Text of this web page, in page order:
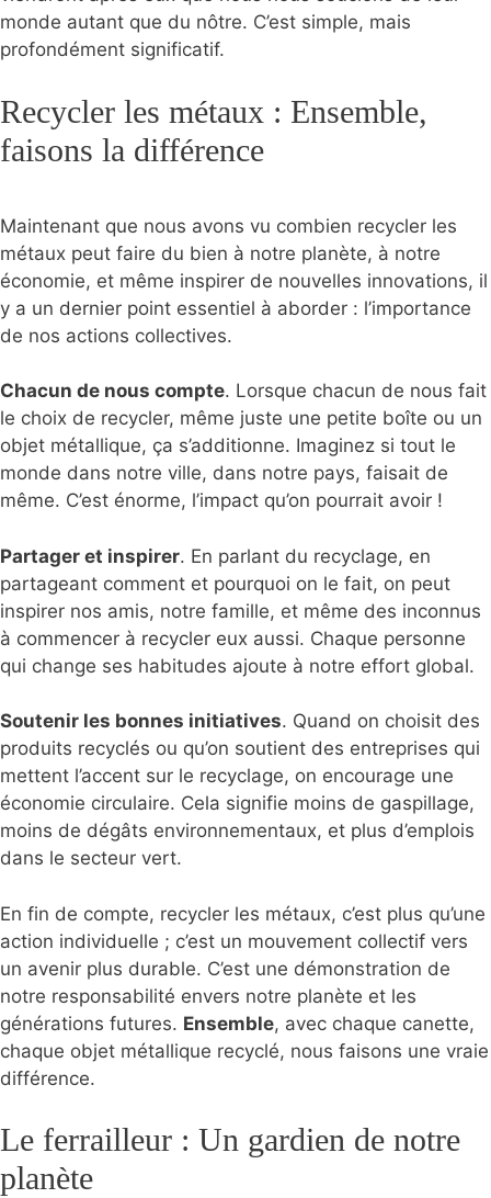
monde autant que du nôtre. C’est simple, mais
profondément significatif.
Recycler les métaux : Ensemble,
faisons la différence
Maintenant que nous avons vu combien recycler les
métaux peut faire du bien à notre planète, à notre
économie, et même inspirer de nouvelles innovations, il
y a un dernier point essentiel à aborder : l’importance
de nos actions collectives.
Chacun de nous compte. Lorsque chacun de nous fait
le choix de recycler, même juste une petite boîte ou un
objet métallique, ça s’additionne. Imaginez si tout le
monde dans notre ville, dans notre pays, faisait de
même. C’est énorme, l’impact qu’on pourrait avoir !
Partager et inspirer. En parlant du recyclage, en
partageant comment et pourquoi on le fait, on peut
inspirer nos amis, notre famille, et même des inconnus
à commencer à recycler eux aussi. Chaque personne
qui change ses habitudes ajoute à notre effort global.
Soutenir les bonnes initiatives. Quand on choisit des
produits recyclés ou qu’on soutient des entreprises qui
mettent l’accent sur le recyclage, on encourage une
économie circulaire. Cela signifie moins de gaspillage,
moins de dégâts environnementaux, et plus d’emplois
dans le secteur vert.
En fin de compte, recycler les métaux, c’est plus qu’une
action individuelle ; c’est un mouvement collectif vers
un avenir plus durable. C’est une démonstration de
notre responsabilité envers notre planète et les
générations futures. Ensemble, avec chaque canette,
chaque objet métallique recyclé, nous faisons une vraie
différence.
Le ferrailleur : Un gardien de notre
planète